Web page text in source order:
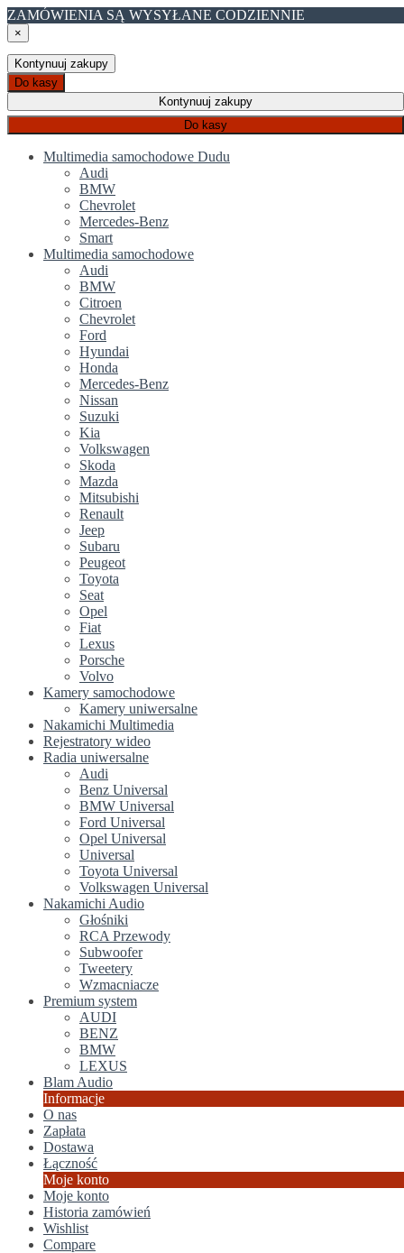
ZAMÓWIENIA SĄ WYSYŁANE CODZIENNIE
×
Kontynuuj zakupy
Do kasy
Kontynuuj zakupy
Do kasy
Multimedia samochodowe Dudu
Audi
BMW
Chevrolet
Mercedes-Benz
Smart
Multimedia samochodowe
Audi
BMW
Citroen
Chevrolet
Ford
Hyundai
Honda
Mercedes-Benz
Nissan
Suzuki
Kia
Volkswagen
Skoda
Mazda
Mitsubishi
Renault
Jeep
Subaru
Peugeot
Toyota
Seat
Opel
Fiat
Lexus
Porsche
Volvo
Kamery samochodowe
Kamery uniwersalne
Nakamichi Multimedia
Rejestratory wideo
Radia uniwersalne
Audi
Benz Universal
BMW Universal
Ford Universal
Opel Universal
Universal
Toyota Universal
Volkswagen Universal
Nakamichi Audio
Głośniki
RCA Przewody
Subwoofer
Tweetery
Wzmacniacze
Premium system
AUDI
BENZ
BMW
LEXUS
Blam Audio
Informacje
O nas
Zapłata
Dostawa
Łączność
Moje konto
Moje konto
Historia zamówień
Wishlist
Compare